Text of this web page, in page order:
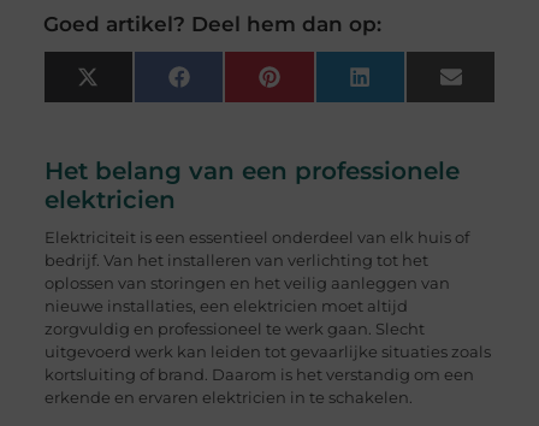
Goed artikel? Deel hem dan op:
X
(Twitter)
FacebookPinterest LinkedIn Email
Het belang van een professionele
elektricien
Elektriciteit is een essentieel onderdeel van elk huis of
bedrijf. Van het installeren van verlichting tot het
oplossen van storingen en het veilig aanleggen van
nieuwe installaties, een elektricien moet altijd
zorgvuldig en professioneel te werk gaan. Slecht
uitgevoerd werk kan leiden tot gevaarlijke situaties zoals
kortsluiting of brand. Daarom is het verstandig om een
erkende en ervaren elektricien in te schakelen.